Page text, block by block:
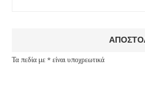
Τα πεδία με * είναι υποχρεωτικά